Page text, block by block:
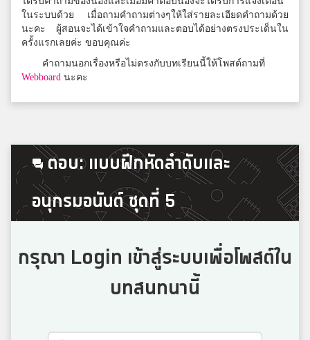
ในระบบด้วย เมื่อถามคำถามต่างๆให้ใส่รายละเอียดคำถามด้วย
นะคะ ผู้สอนจะได้เข้าใจคำถามและตอบได้อย่างตรงประเด็นใน
ครั้งแรกเลยค่ะ ขอบคุณค่ะ
คำถามนอกเรื่องหรือไม่ตรงกับบทเรียนนี้ให้โพสต์ถามที่
Webboard นะคะ
ตอบ: แบบฝึกหัดลำดับและ
อนุกรมอนันต์ ชุดที่ 5
กรุณา Login เข้าสู่ระบบเพื่อโพสต์ใน
บทสนทนานี้